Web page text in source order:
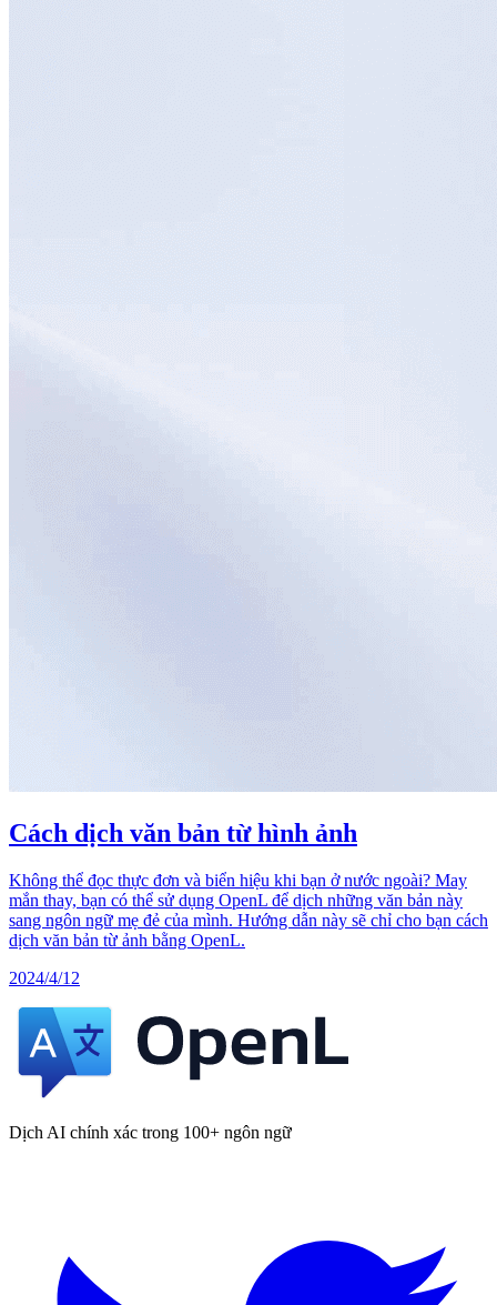
Cách dịch văn bản từ hình ảnh
Không thể đọc thực đơn và biển hiệu khi bạn ở nước ngoài? May
mắn thay, bạn có thể sử dụng OpenL để dịch những văn bản này
sang ngôn ngữ mẹ đẻ của mình. Hướng dẫn này sẽ chỉ cho bạn cách
dịch văn bản từ ảnh bằng OpenL.
2024/4/12
Dịch AI chính xác trong 100+ ngôn ngữ